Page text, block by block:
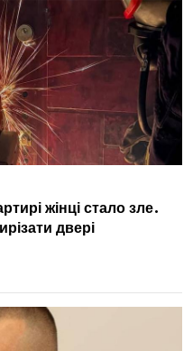
жінці стало зле.
двері